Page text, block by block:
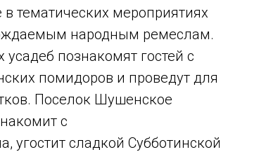
тематических мероприятиях
народным ремеслам.
познакомят гостей с
помидоров и проведут для
Поселок Шушенское
с
угостит сладкой Субботинской